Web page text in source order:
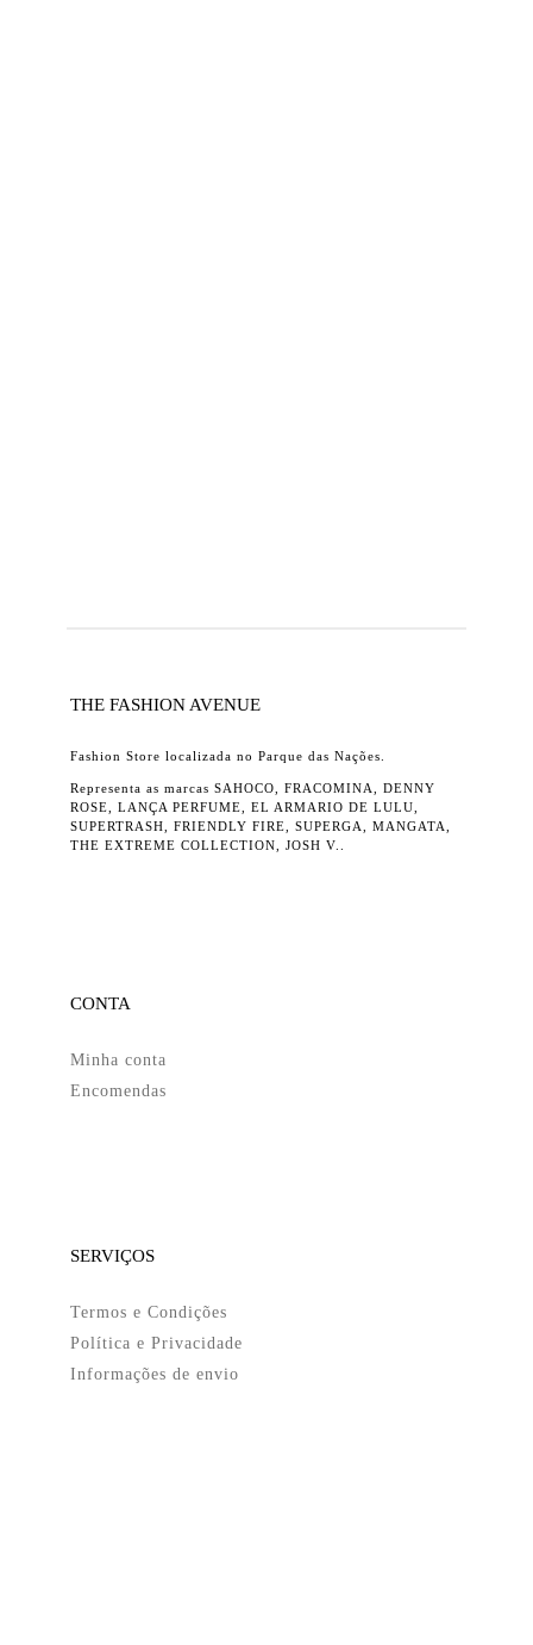
THE FASHION AVENUE
Fashion Store localizada no Parque das Nações.
Representa as marcas SAHOCO, FRACOMINA, DENNY
ROSE, LANÇA PERFUME, EL ARMARIO DE LULU,
SUPERTRASH, FRIENDLY FIRE, SUPERGA, MANGATA,
THE EXTREME COLLECTION, JOSH V..
CONTA
Minha conta
Encomendas
SERVIÇOS
Termos e Condições
Política e Privacidade
Informações de envio